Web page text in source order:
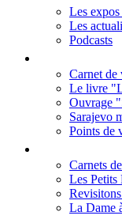
Les expos
Les
Podcasts
Carnet de
Le livre
Ouvrage
Sarajevo
Points de
Carnets
Les Petits
La Dame